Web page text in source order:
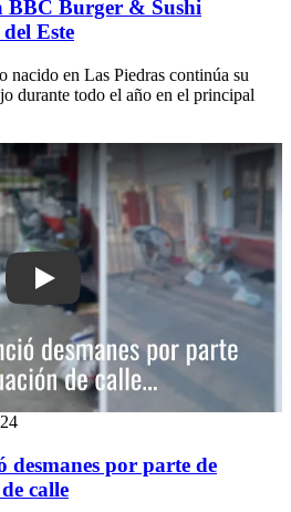
BBC Burger & Sushi
Este
nacido en Las Piedras continúa su
durante todo el año en el principal
Play: Comerciante denunció
desmanes por parte de
calle